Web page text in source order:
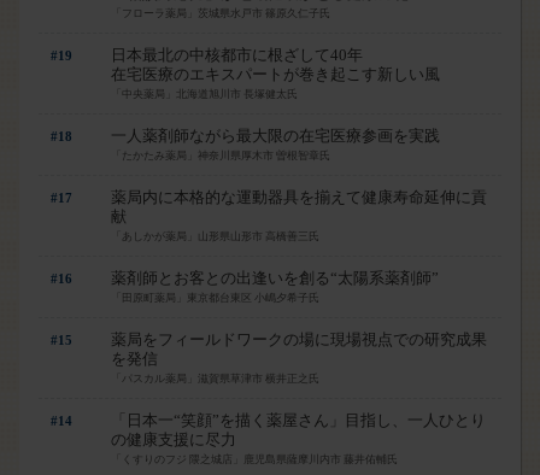
「フローラ薬局」茨城県水戸市 篠原久仁子氏
#19
日本最北の中核都市に根ざして40年
在宅医療のエキスパートが巻き起こす新しい風
「中央薬局」北海道旭川市 長塚健太氏
#18 一人薬剤師ながら最大限の在宅医療参画を実践
「たかたみ薬局」神奈川県厚木市 曽根智章氏
#17
薬局内に本格的な運動器具を揃えて健康寿命延伸に貢
献
「あしかが薬局」山形県山形市 高橋善三氏
#16 薬剤師とお客との出逢いを創る“太陽系薬剤師”
「田原町薬局」東京都台東区 小嶋夕希子氏
#15
薬局をフィールドワークの場に現場視点での研究成果
を発信
「パスカル薬局」滋賀県草津市 横井正之氏
#14
「日本一“笑顔”を描く薬屋さん」目指し、一人ひとり
の健康支援に尽力
「くすりのフジ 隈之城店」鹿児島県薩摩川内市 藤井佑輔氏